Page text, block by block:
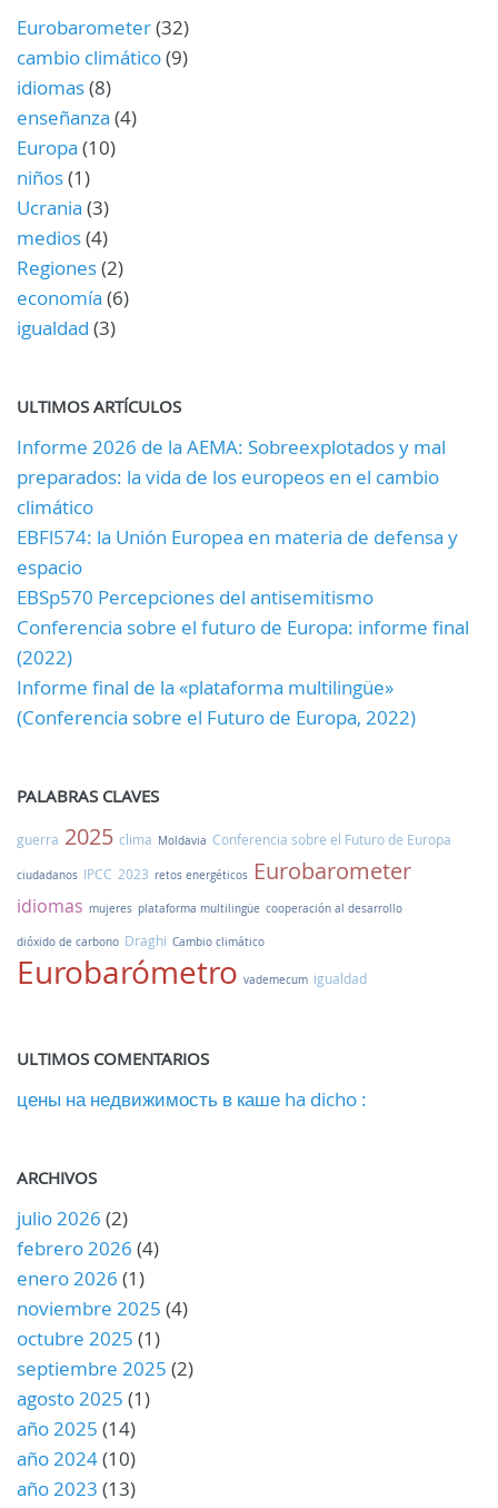
Eurobarometer(32)
cambio climático(9)
idiomas(8)
enseñanza (4)
Europa (10)
niños(1)
Ucrania (3)
medios(4)
Regiones(2)
economía (6)
igualdad (3)
ULTIMOS ARTÍCULOS
Informe 2026 de la AEMA: Sobreexplotados y mal
preparados: la vida de los europeos en el cambio
climático
EBFl574: la Unión Europea en materia de defensa y
espacio
EBSp570 Percepciones del antisemitismo
Conferencia sobre el futuro de Europa: informe final
(2022)
Informe final de la «plataforma multilingüe»
(Conferencia sobre el Futuro de Europa, 2022)
PALABRAS CLAVES
guerra 2025 clima Moldavia Conferencia sobre el Futuro de Europa
ciudadanos IPCC 2023 retos energéticos Eurobarometer
idiomas mujeres plataforma multilingüe cooperación al desarrollo
dióxido de carbono Draghi Cambio climático
Eurobarómetro vademecum igualdad
ULTIMOS COMENTARIOS
цены на недвижимость в каше ha dicho :
ARCHIVOS
julio 2026 (2)
febrero 2026 (4)
enero 2026 (1)
noviembre 2025 (4)
octubre 2025 (1)
septiembre 2025 (2)
agosto 2025 (1)
año 2025 (14)
año 2024(10)
año 2023 (13)